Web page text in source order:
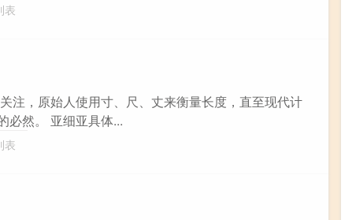
表
注，原始人使用寸、尺、丈来衡量长度，直至现代计
必然。 亚细亚具体...
表